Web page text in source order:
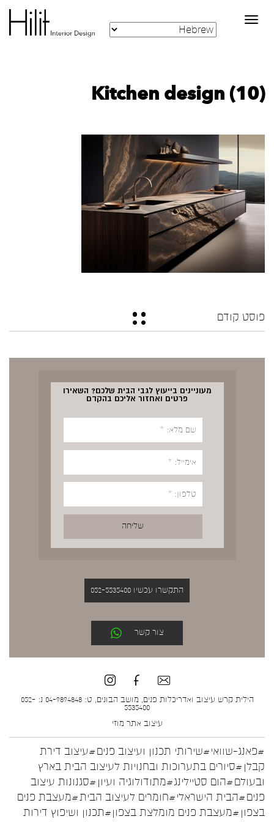
Toggle
navigation
Kitchen design (10)
פוסט קודם
מעוניינים בייעוץ לגבי הבית שלכם? השאירו
פרטים ואחזור אליכם בהקדם
התקשרו עכשיו 052-5535400
צור קשר
הילית קרש עיצוב ואדריכלות פנים, מושב הבונים, ט: 04-9894848 נ: 052-
5535400
עיצוב אתר מוזי
#פאנג-שוואי#שירותי תכנון ועיצוב פנים#עיצוב דירת
קבלן #סיורים בתערוכות ובחנויות לעיצוב הבית בארץ
ובעולם#הום סטיילינג#מתודולוגיה ועיון #סגנונות עיצוב
פנים#הבית הישראלי#חומרים לעיצוב הבית#מעצבת פנים
בצפון #מעצבת פנים מומלצת בצפון#תכנון ושיפוץ דירות